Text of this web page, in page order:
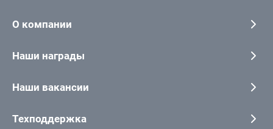
О компании
Наши награды
Наши вакансии
Техподдержка